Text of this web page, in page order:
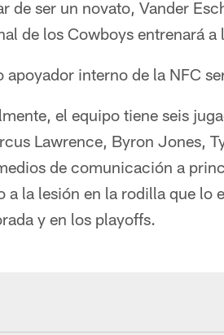
de ser un novato, Vander
de los Cowboys entrenará a
apoyador interno de la NFC
el equipo tiene seis
Lawrence, Byron Jones,
de comunicación a
a la lesión en la rodilla que lo
y en los playoffs.